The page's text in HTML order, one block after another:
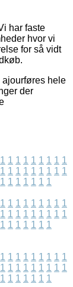
har faste
hvor vi
for så vidt
ajourføres hele
der
1 1 1 1 1 1 1 1 1
1 1 1 1 1 1 1 1 1
1 1 1 1 1 1 1
1 1 1 1 1 1 1 1 1
1 1 1 1 1 1 1 1 1
1 1 1 1 1 1 1
1 1 1 1 1 1 1 1 1
1 1 1 1 1 1 1 1 1
1 1 1 1 1 1 1